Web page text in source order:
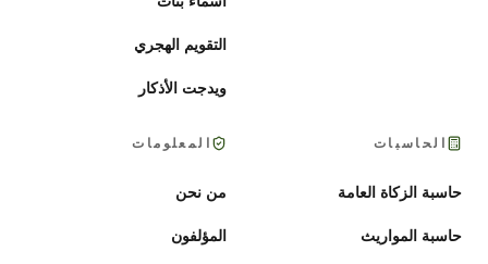
التقويم الهجري
ويدجت الأذكار
الحاسبات
حاسبة الزكاة العامة
حاسبة المواريث
المعلومات
من نحن
المؤلفون